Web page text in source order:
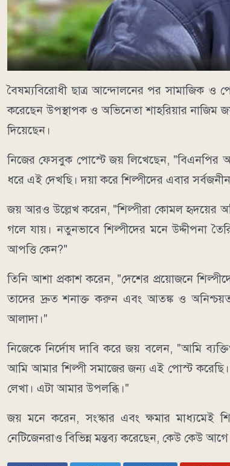
বৈষম্যবিরোধী ছাত্র আন্দোলনের পর সামাজিক ও
করেছেন উপস্থাপক ও অভিনেতা শাহরিয়ার নাজিম
দিয়েছেন।
নিজের ফেসবুক পোস্টে জয় লিখেছেন, "বিএনপির
ধরে এই দেখছি। দয়া করে শিল্পীদের এবার সর্বজনীন
জয় আরও উল্লেখ করেন, "শিল্পীরা কোমল হৃদয়ের
গলে যায়। নতুনভাবে শিল্পীদের মনে উদ্দীপনা
আপত্তি কেন?"
তিনি আশা প্রকাশ করেন, "দেশের প্রয়োজনে
তাদের দ্রুত শনাক্ত করুন এবং আতঙ্ক ও
আলাদা।"
নিজেকে নির্দোষ দাবি করে জয় বলেন, "আমি
আমি আমার শিল্পী সমাজের জন্য এই পোস্ট
লেখা। এটা আমার উপলব্ধি।"
জয় মনে করেন, সংস্কার এবং ক্ষমার মাধ্যমেই
নেটিজেনরাও বিভিন্ন মন্তব্য করেছেন, কেউ কেউ আগে